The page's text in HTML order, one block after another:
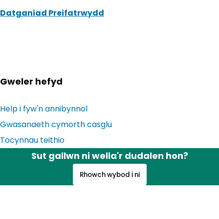
Datganiad Preifatrwydd
Gweler hefyd
Help i fyw'n annibynnol
Gwasanaeth cymorth casglu
Tocynnau teithio
Sut gallwn ni wella'r dudalen hon?
Rhowch wybod i ni